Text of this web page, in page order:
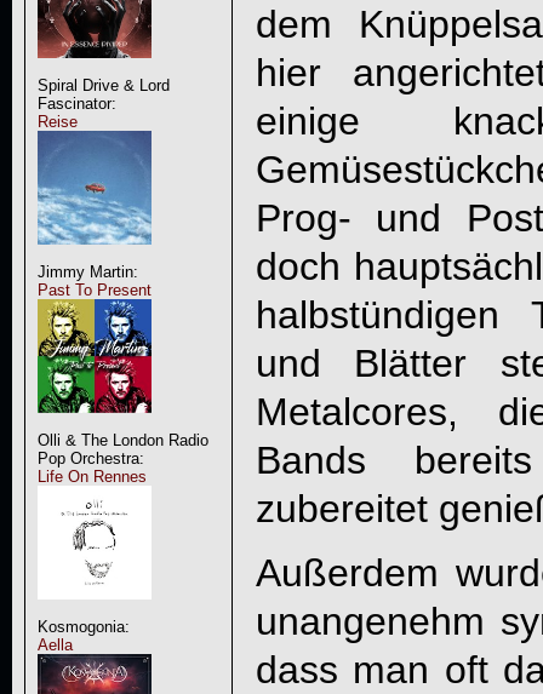
Spiral Drive & Lord
Fascinator:
Reise
Jimmy Martin:
Past To Present
Olli & The London Radio
Pop Orchestra:
Life On Rennes
Kosmogonia:
Aella
dem
hier
einige
Prog- und
doch
halbstündigen
und Blätter
Metalcores,
Bands
zubereitet
Außerdem
unangenehm
dass man oft